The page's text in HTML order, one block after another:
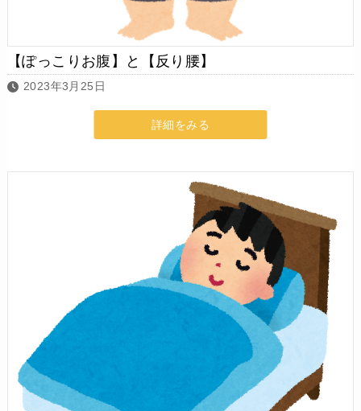
【ぽっこりお腹】と【反り腰】
2023年3月25日
詳細をみる